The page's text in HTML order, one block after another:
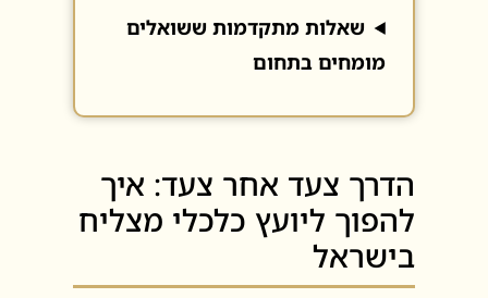
שאלות מתקדמות ששואלים
מומחים בתחום
הדרך צעד אחר צעד: איך
להפוך ליועץ כלכלי מצליח
בישראל